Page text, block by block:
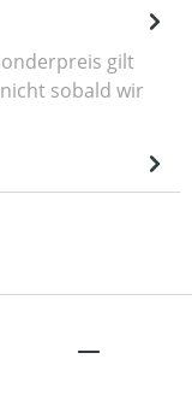
gilt
sobald wir